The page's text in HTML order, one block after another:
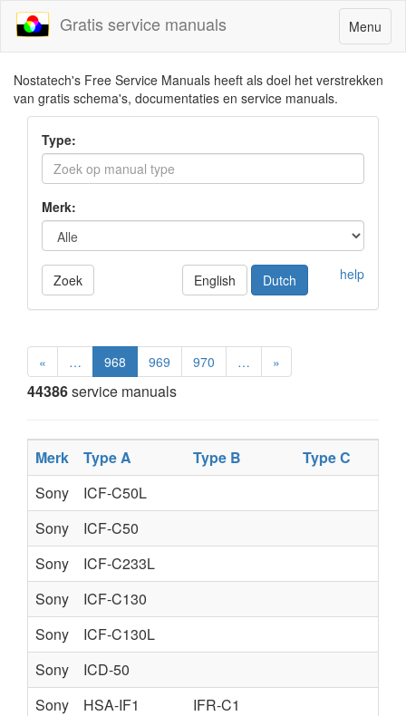
Toggle
navigation
Menu
Gratis service manuals
Nostatech's Free Service Manuals heeft als doel het verstrekken
van gratis schema's, documentaties en service manuals.
Type:
Merk:
Zoek help
English Dutch
« … 968 969 970 … »
44386service manuals
Merk Type A Type B Type C
Sony
ICF-C50L
Sony
ICF-C50
Sony
ICF-C233L
Sony
ICF-C130
Sony
ICF-C130L
Sony
ICD-50
Sony
HSA-IF1
IFR-C1